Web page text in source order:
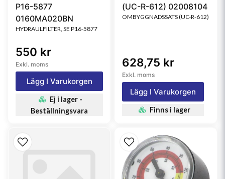
P16-5877
0160MA020BN
HYDRAULFILTER, SE P16-5877
550 kr
Exkl. moms
Lägg I Varukorgen
Ej i lager -
Beställningsvara
(UC-R-612) 02008104
OMBYGGNADSSATS (UC-R-612)
628,75 kr
Exkl. moms
Lägg I Varukorgen
Finns i lager